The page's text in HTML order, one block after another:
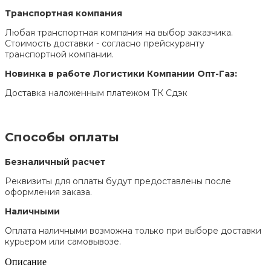
Транспортная компания
Любая транспортная компания на выбор заказчика.
Стоимость доставки - согласно прейскуранту
транспортной компании.
Новинка в работе Логистики Компании Опт-Газ:
Доставка наложенным платежом ТК Сдэк
Способы оплаты
Безналичный расчет
Реквизиты для оплаты будут предоставлены после
оформления заказа.
Наличными
Оплата наличными возможна только при выборе доставки
курьером или самовывозе.
Описание